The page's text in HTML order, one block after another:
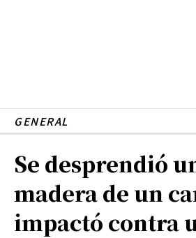
GENERAL
Se desprendió
madera de un
impactó contra